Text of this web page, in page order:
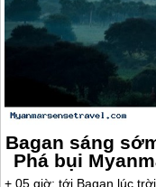
Bagan sáng
Phá bụi
+ 05 giờ: tới Bagan lúc